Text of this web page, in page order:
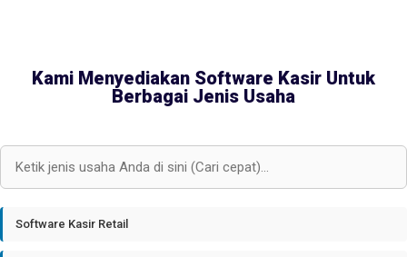
Kami Menyediakan Software Kasir Untuk
Berbagai Jenis Usaha
Software Kasir Retail